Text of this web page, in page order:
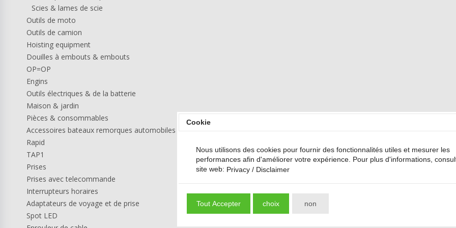
Scies & lames de scie
Outils de moto
Outils de camion
Hoisting equipment
Douilles à embouts & embouts
OP=OP
Engins
Outils électriques & de la batterie
Maison & jardin
Pièces & consommables
Accessoires bateaux remorques automobiles
Rapid
TAP1
Prises
Prises avec telecommande
Interrupteurs horaires
Adaptateurs de voyage et de prise
Spot LED
Cookie
Nous utilisons des cookies pour fournir des fonctionnalités utiles et mesurer les
performances afin d'améliorer votre expérience. Pour plus d'informations,
site web: Privacy / Disclaimer
Tout Accepter choix non